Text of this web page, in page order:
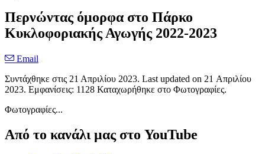
Περνώντας όμορφα στο Πάρκο
Κυκλοφοριακής Αγωγής 2022-2023
Email
Συντάχθηκε στις 21 Απριλίου 2023. Last updated on 21 Απριλίου
2023. Εμφανίσεις: 1128 Καταχωρήθηκε στο Φωτογραφίες.
Φωτογραφίες...
Από το κανάλι μας στο YouTube